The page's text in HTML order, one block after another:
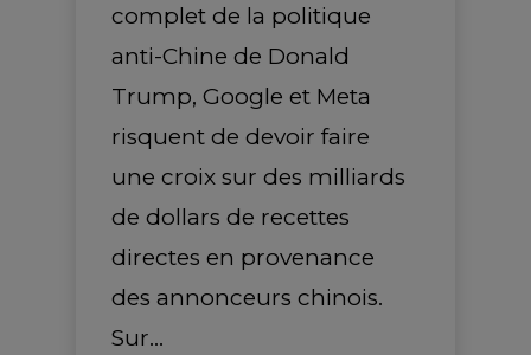
complet de la politique
anti-Chine de Donald
Trump, Google et Meta
risquent de devoir faire
une croix sur des milliards
de dollars de recettes
directes en provenance
des annonceurs chinois.
Sur…